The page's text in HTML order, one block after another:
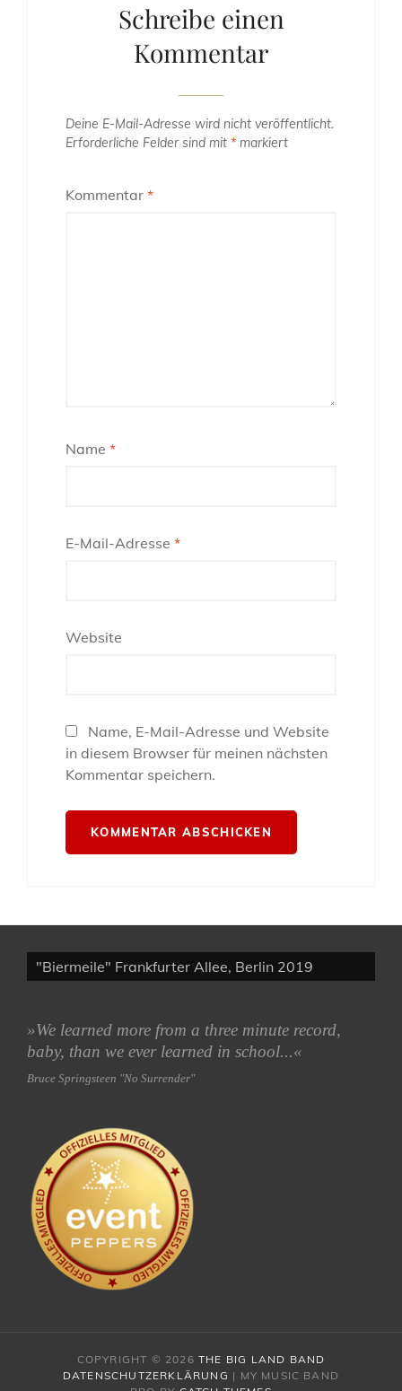
Schreibe einen
Kommentar
Deine E-Mail-Adresse wird nicht veröffentlicht.
Erforderliche Felder sind mit * markiert
Kommentar *
Name *
E-Mail-Adresse *
Website
Name, E-Mail-Adresse und Website
in diesem Browser für meinen nächsten
Kommentar speichern.
"Biermeile" Frankfurter Allee, Berlin 2019
»We learned more from a three minute record,
baby, than we ever learned in school...«
Bruce Springsteen "No Surrender"
COPYRIGHT © 2026 THE BIG LAND BAND
DATENSCHUTZERKLÄRUNG | MY MUSIC BAND